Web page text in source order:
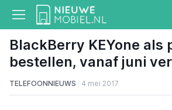
BlackBerry KEYone als
bestellen, vanaf juni
TELEFOONNIEUWS 4 mei 2017